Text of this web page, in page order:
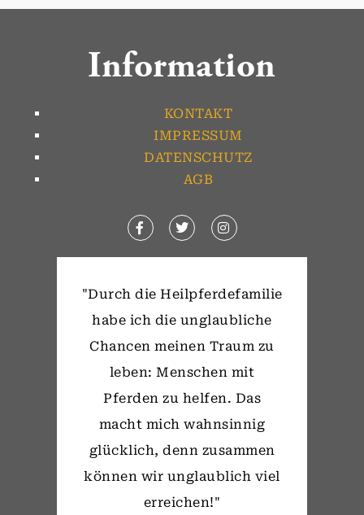
Information
KONTAKT
IMPRESSUM
DATENSCHUTZ
AGB
"Durch die Heilpferdefamilie
habe ich die unglaubliche
Chancen meinen Traum zu
leben: Menschen mit
Pferden zu helfen. Das
macht mich wahnsinnig
glücklich, denn zusammen
können wir unglaublich viel
erreichen!"